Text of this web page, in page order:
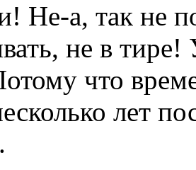
Не-а, так не
не в
что
лет